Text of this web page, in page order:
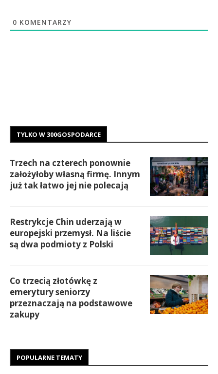
0 KOMENTARZY
TYLKO W 300GOSPODARCE
Trzech na czterech ponownie
założyłoby własną firmę. Innym
już tak łatwo jej nie polecają
Restrykcje Chin uderzają w
europejski przemysł. Na liście
są dwa podmioty z Polski
Co trzecią złotówkę z
emerytury seniorzy
przeznaczają na podstawowe
zakupy
POPULARNE TEMATY